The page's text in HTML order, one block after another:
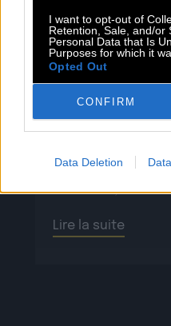
I want to opt-out of
Retention, Sale, and/or
Personal Data that Is
Purposes for which it
Opted Out
CONFIRM
Data Deletion
« Entre Nous »
portrait d’une
par Rob Knudsen
Georgio,
le suit dans son
son chapeau. Les
routiniers,
Lire la suite
Previous